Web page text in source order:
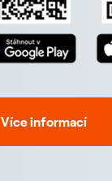
Více informací